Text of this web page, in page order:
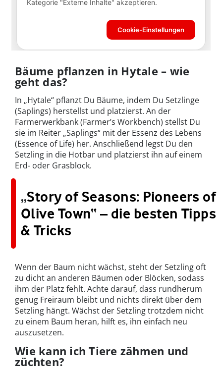
Bäume pflanzen in Hytale – wie
geht das?
In „Hytale“ pflanzt Du Bäume, indem Du Setzlinge
(Saplings) herstellst und platzierst. An der
Farmerwerkbank (Farmer’s Workbench) stellst Du
sie im Reiter „Saplings“ mit der Essenz des Lebens
(Essence of Life) her. Anschließend legst Du den
Setzling in die Hotbar und platzierst ihn auf einem
Erd- oder Grasblock.
„Story of Seasons: Pioneers of
Olive Town“ – die besten Tipps
& Tricks
Wenn der Baum nicht wächst, steht der Setzling oft
zu dicht an anderen Bäumen oder Blöcken, sodass
ihm der Platz fehlt. Achte darauf, dass rundherum
genug Freiraum bleibt und nichts direkt über dem
Setzling hängt. Wächst der Setzling trotzdem nicht
zu einem Baum heran, hilft es, ihn einfach neu
auszusetzen.
Wie kann ich Tiere zähmen und
züchten?